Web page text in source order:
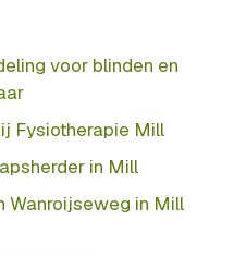
voor blinden en
Fysiotherapie Mill
in Mill
Wanroijseweg in Mill